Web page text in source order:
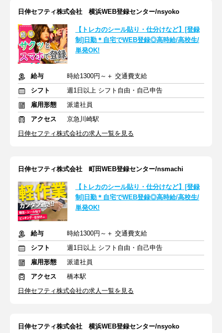
日伸セフティ株式会社 横浜WEB登録センター/nsyoko
【トレカのシール貼り・仕分けなど】[登録
制]日勤＊自宅でWEB登録◎高時給/高校生/
単発OK!
給与
時給1300円～＋ 交通費支給
シフト
週1日以上 シフト自由・自己申告
雇用形態
派遣社員
アクセス
京急川崎駅
日伸セフティ株式会社の求人一覧を見る
日伸セフティ株式会社 町田WEB登録センター/nsmachi
【トレカのシール貼り・仕分けなど】[登録
制]日勤＊自宅でWEB登録◎高時給/高校生/
単発OK!
給与
時給1300円～＋ 交通費支給
シフト
週1日以上 シフト自由・自己申告
雇用形態
派遣社員
アクセス
橋本駅
日伸セフティ株式会社の求人一覧を見る
日伸セフティ株式会社 横浜WEB登録センター/nsyoko